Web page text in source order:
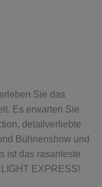
Sie das
Es erwarten Sie
detailverliebte
Bühnenshow und
ist das rasanteste
EXPRESS!